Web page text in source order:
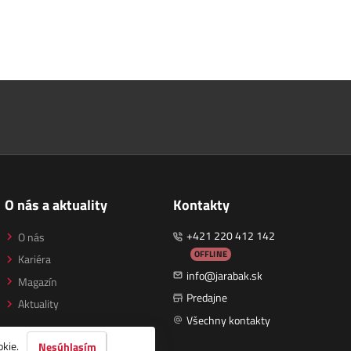
O nás a aktuality
O nás
Kariéra
Magazín
Aktuality
Kontakty
+421 220 412 142
OFFLINE
info@jarabak.sk
Predajne
Všechny kontakty
. Nesúhlasím